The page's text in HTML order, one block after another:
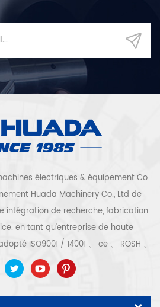
électriques & équipement Co.
Huada Machinery Co., Ltd de
intégration de recherche, fabrication
en tant qu'entreprise de haute
ISO9001 / 14001 、 ce 、 ROSH 、
de qualité et de sécurité ccc,
de haute technologie, etc. que 300
pour être un expert de l'industrie